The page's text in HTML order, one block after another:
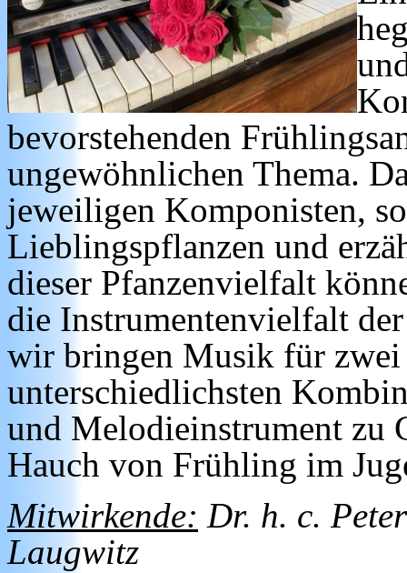
bevorstehenden
ungewöhnlichen Thema.
jeweiligen Komponisten,
Lieblingspflanzen und
dieser Pfanzenvielfalt
die Instrumentenvielfalt
wir bringen Musik für zwei
unterschiedlichsten
und Melodieinstrument zu
Hauch von Frühling im
Mitwirkende: Dr. h. c.
Laugwitz